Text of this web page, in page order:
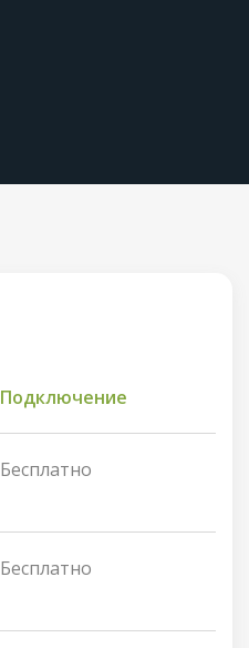
Подключение
Бесплатно
Бесплатно